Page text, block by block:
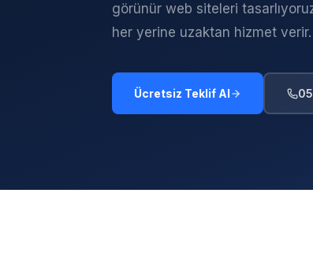
görünür web siteleri
her yerine uzaktan hizmet verir.
Ücretsiz Teklif Al